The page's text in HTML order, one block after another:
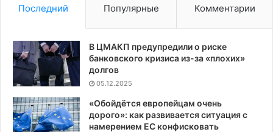
Последний Популярные Комментарии
В ЦМАКП предупредили о риске
банковского кризиса из-за «плохих»
долгов
05.12.2025
«Обойдётся европейцам очень
дорого»: как развивается ситуация с
намерением ЕС конфисковать